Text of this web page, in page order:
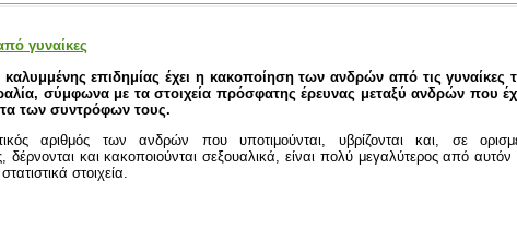
γυναίκες
καλυμμένης επιδημίας έχει η κακοποίηση των ανδρών από τις γυναίκες
σύμφωνα με τα στοιχεία πρόσφατης έρευνας μεταξύ ανδρών που
των συντρόφων τους.
αριθμός των ανδρών που υποτιμούνται, υβρίζονται και, σε
δέρνονται και κακοποιούνται σεξουαλικά, είναι πολύ μεγαλύτερος από
στοιχεία.